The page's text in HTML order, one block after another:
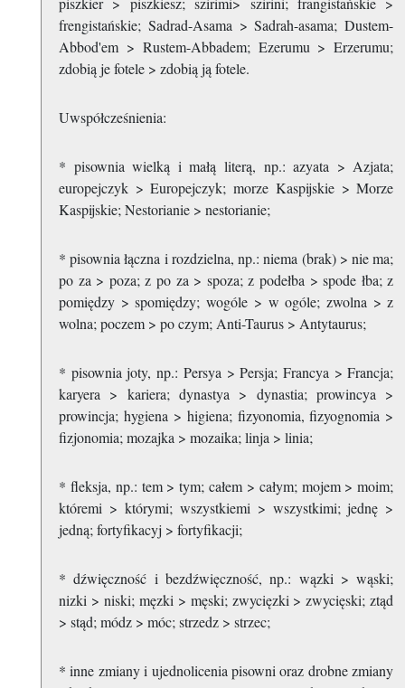
frengistańskie; Sadrad-Asama > Sadrah-asama; Dustem-
Abbod'em > Rustem-Abbadem; Ezerumu > Erzerumu;
zdobią je fotele > zdobią ją fotele.
Uwspółcześnienia:
* pisownia wielką i małą literą, np.: azyata > Azjata;
europejczyk > Europejczyk; morze Kaspijskie > Morze
Kaspijskie; Nestorianie > nestorianie;
* pisownia łączna i rozdzielna, np.: niema (brak) > nie ma;
po za > poza; z po za > spoza; z podełba > spode łba; z
pomiędzy > spomiędzy; wogóle > w ogóle; zwolna > z
wolna; poczem > po czym; Anti-Taurus > Antytaurus;
* pisownia joty, np.: Persya > Persja; Francya > Francja;
karyera > kariera; dynastya > dynastia; prowincya >
prowincja; hygiena > higiena; fizyonomia, fizyognomia >
fizjonomia; mozajka > mozaika; linja > linia;
* fleksja, np.: tem > tym; całem > całym; mojem > moim;
któremi > którymi; wszystkiemi > wszystkimi; jednę >
jedną; fortyfikacyj > fortyfikacji;
* dźwięczność i bezdźwięczność, np.: wązki > wąski;
nizki > niski; męzki > męski; zwycięzki > zwycięski; ztąd
> stąd; módz > móc; strzedz > strzec;
* inne zmiany i ujednolicenia pisowni oraz drobne zmiany